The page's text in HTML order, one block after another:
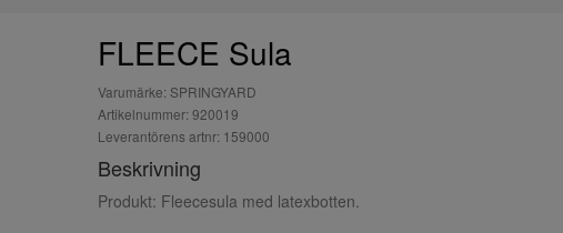
FLEECE Sula
Varumärke: SPRINGYARD
Artikelnummer: 920019
Leverantörens artnr: 159000
Beskrivning
Produkt: Fleecesula med latexbotten.